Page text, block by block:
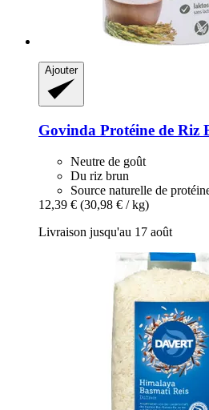
Ajouter
Govinda Protéine de Riz
Neutre de goût
Du riz brun
Source naturelle de
12,39 € (30,98 € / kg)
Livraison jusqu'au 17 août